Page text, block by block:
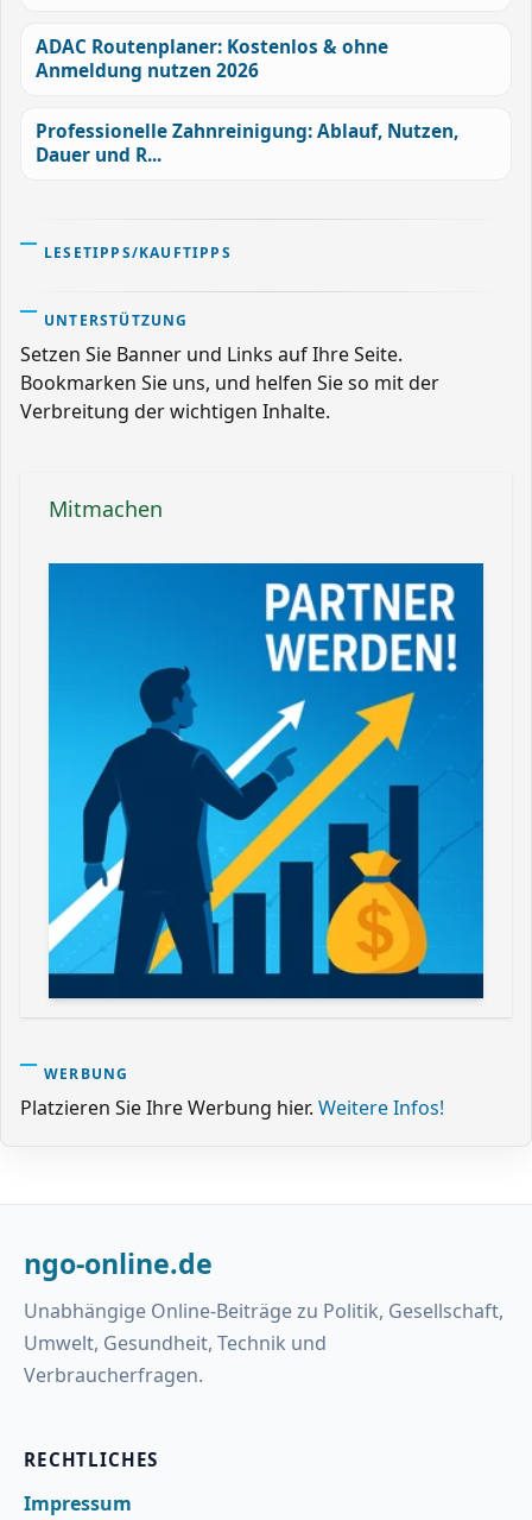
ADAC Routenplaner: Kostenlos & ohne
Anmeldung nutzen 2026
Professionelle Zahnreinigung: Ablauf, Nutzen,
Dauer und R...
LESETIPPS/KAUFTIPPS
UNTERSTÜTZUNG
Setzen Sie Banner und Links auf Ihre Seite.
Bookmarken Sie uns, und helfen Sie so mit der
Verbreitung der wichtigen Inhalte.
Mitmachen
WERBUNG
Platzieren Sie Ihre Werbung hier. Weitere Infos!
ngo-online.de
Unabhängige Online-Beiträge zu Politik, Gesellschaft,
Umwelt, Gesundheit, Technik und
Verbraucherfragen.
RECHTLICHES
Impressum